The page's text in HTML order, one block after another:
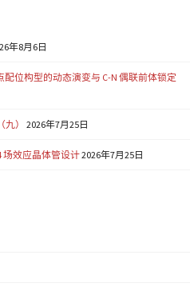
年8月6日
位构型的动态演变与 C-N 偶联前体锁定
） 2026年7月25日
场效应晶体管设计2026年7月25日